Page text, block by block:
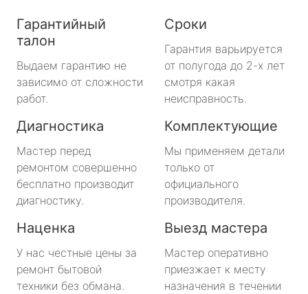
Гарантийный
талон
Выдаем гарантию не
зависимо от сложности
работ.
Сроки
Гарантия варьируется
от полугода до 2-х лет
смотря какая
неисправность.
Диагностика
Мастер перед
ремонтом совершенно
бесплатно производит
диагностику.
Комплектующие
Мы применяем детали
только от
официального
производителя.
Наценка
У нас честные цены за
ремонт бытовой
техники без обмана.
Выезд мастера
Мастер оперативно
приезжает к месту
назначения в течении